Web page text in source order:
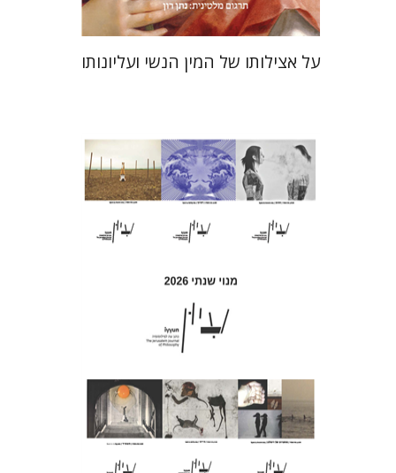
על אצילותו של המין הנשי ועליונותו
חגי כנען
הנחת אתר ספר מודפס
$77
$69